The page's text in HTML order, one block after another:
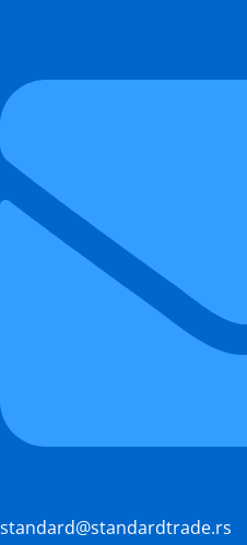
standard@standardtrade.rs